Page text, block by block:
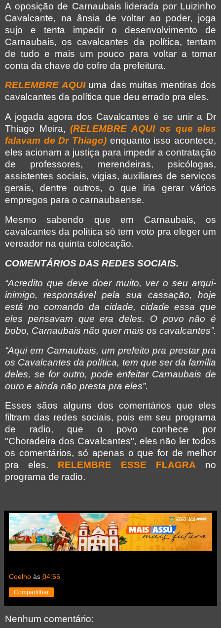
A oposição de Carnaubais liderada por Luizinho
Cavalcante, na ânsia de voltar ao poder, joga
sujo e tenta impedir o desenvolvimento de
Carnaubais, os cavalcantes da política, tentam
de tudo e mais um pouco para voltar a tomar
conta da chave do cofre da prefeitura.
RELEMBRE AQUIuma das muitas mentiras dos
cavalcantes da política que deu errado pra eles.
A jogada agora dos Cavalcantes é se unir a Dr
Thiago Meira, (RELEMBRE AQUI os que eles
falavam de Dr Thiago) enquanto isso acontece,
eles acionam a justiça para impedir a contratação
de professores, merendeiras, psicólogas,
assistentes sociais, vigias, auxiliares de serviços
gerais, dentre outros, o que iria gerar vários
empregos para o carnaubaense.
Mesmo sabendo que em Carnaubais, os
cavalcantes da política só tem voto pra eleger um
vereador na quinta colocação.
COMENTÁRIOS DAS REDES SOCIAIS.
“Acredito que deve doer muito, ver o seu arqui-
inimigo, responsável pela sua cassação, hoje
está no comando da cidade, cidade essa que
eles pensavam que era deles. O povo não é
bobo, Carnaubais não quer mais os cavalcantes”.
“Aqui em Carnaubais, um prefeito pra prestar pra
os Cavalcantes da política, tem que ser da família
deles, se for outro, pode enfeitar Carnaubais de
ouro e ainda não presta pra eles”.
Esses sãos alguns dos comentários que eles
filtram das redes sociais, pois em seu programa
de radio, que o povo conhece por
"Choradeira dos Cavalcantes", eles não ler todos
os comentários, só apenas o que for de melhor
pra eles. RELEMBRE ESSE FLAGRA no
programa de radio.
Coelho às 04:55
Compartilhar
Nenhum comentário: